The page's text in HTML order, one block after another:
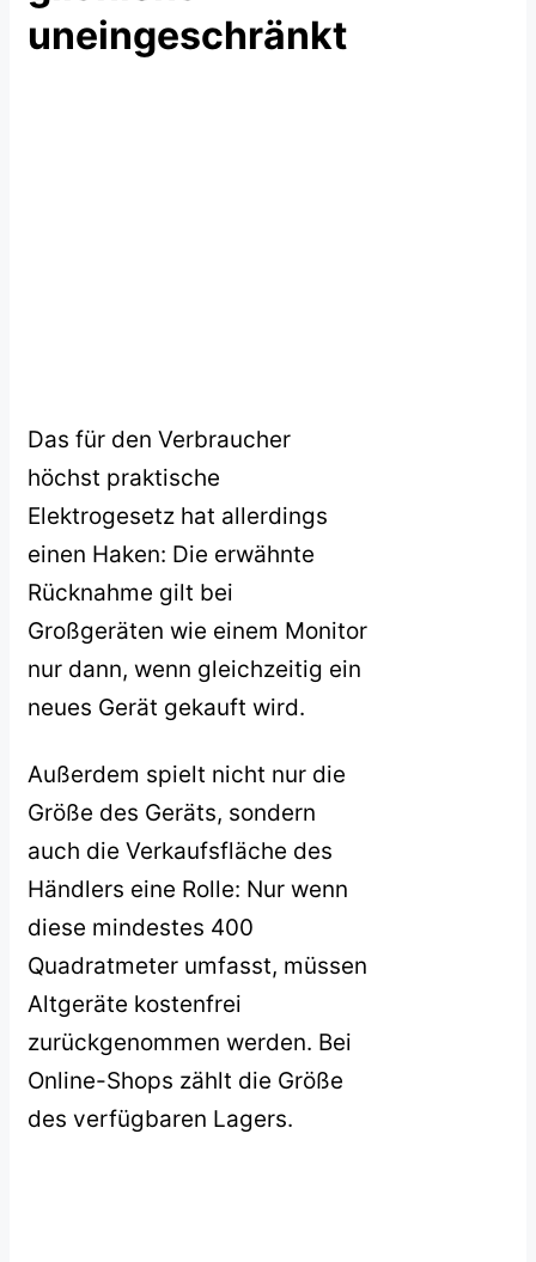
uneingeschränkt
Das für den Verbraucher
höchst praktische
Elektrogesetz hat allerdings
einen Haken: Die erwähnte
Rücknahme gilt bei
Großgeräten wie einem Monitor
nur dann, wenn gleichzeitig ein
neues Gerät gekauft wird.
Außerdem spielt nicht nur die
Größe des Geräts, sondern
auch die Verkaufsfläche des
Händlers eine Rolle: Nur wenn
diese mindestes 400
Quadratmeter umfasst, müssen
Altgeräte kostenfrei
zurückgenommen werden. Bei
Online-Shops zählt die Größe
des verfügbaren Lagers.